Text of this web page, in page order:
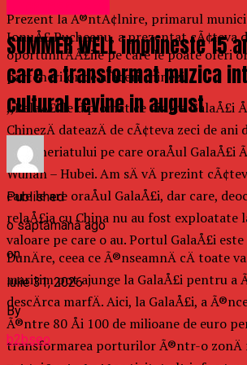
Prezent la Ã®ntÃ¢lnire, primarul
IonuÅ£ Pucheanu, a prezentat cÃ¢teva
oportunitÄÅ£ile pe care le poate oferi
partenerilor de afaceri chinezi.
,,RelaÅ£iile diplomatice dintre GalaÅ£i
ChinezÄ dateazÄ de cÃ¢teva zeci de ani
parteneriatului pe care oraÅul GalaÅ£i
Wuhan – Hubei. Am sÄ vÄ prezint
care le are oraÅul GalaÅ£i, dar care,
relaÅ£ia cu China nu au fost exploatate
valoare pe care o au. Portul GalaÅ£i
DunÄre, ceea ce Ã®nseamnÄ cÄ toate
maritim pot ajunge la GalaÅ£i pentru a
descÄrca marfÄ. Aici, la GalaÅ£i, a
Ã®ntre 80 Åi 100 de milioane de euro
transformarea porturilor Ã®ntr-o zonÄ
SUMMER WELL implineste 15
care a transformat muzica
cultural revine in august
Published
o săptămână ago
on
iulie 31, 2026
By
b2bseo